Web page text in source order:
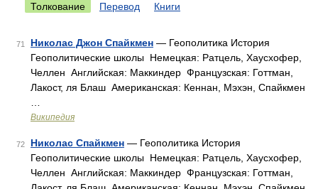
Толкование Перевод Книги
71 Николас Джон Спайкмен — Геополитика История
Геополитические школы Немецкая: Ратцель, Хаусхофер,
Челлен Английская: Маккиндер Французская: Готтман,
Лакост, ля Блаш Американская: Кеннан, Мэхэн, Спайкмен
Википедия
72 Николас Спайкмен — Геополитика История
Геополитические школы Немецкая: Ратцель, Хаусхофер,
Челлен Английская: Маккиндер Французская: Готтман,